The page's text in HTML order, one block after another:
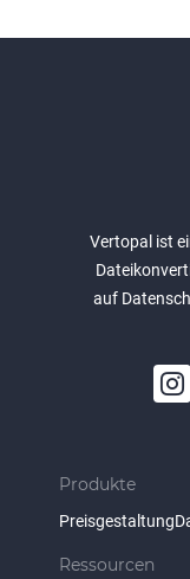
Vertopal ist
auf
Produkte
Preisgestaltung
Ressourcen